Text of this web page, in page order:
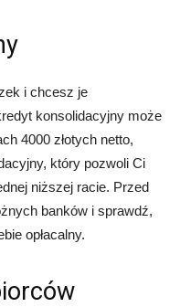
i chcesz je
konsolidacyjny może
4000 złotych netto,
który pozwoli Ci
niższej racie. Przed
banków i sprawdź,
opłacalny.